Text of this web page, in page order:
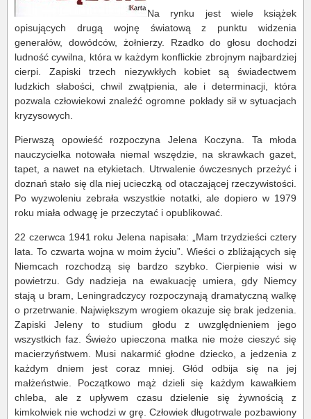
Na rynku jest wiele książek
opisujących drugą wojnę światową z punktu widzenia
generałów, dowódców, żołnierzy. Rzadko do głosu dochodzi
ludność cywilna, która w każdym konflickie zbrojnym najbardziej
cierpi. Zapiski trzech niezywkłych kobiet są świadectwem
ludzkich słabości, chwil zwątpienia, ale i determinacji, która
pozwala człowiekowi znaleźć ogromne pokłady sił w sytuacjach
kryzysowych.
Pierwszą opowieść rozpoczyna Jelena Koczyna. Ta młoda
nauczycielka notowała niemal wszędzie, na skrawkach gazet,
tapet, a nawet na etykietach. Utrwalenie ówczesnych przeżyć i
doznań stało się dla niej ucieczką od otaczającej rzeczywistości.
Po wyzwoleniu zebrała wszystkie notatki, ale dopiero w 1979
roku miała odwagę je przeczytać i opublikować.
22 czerwca 1941 roku Jelena napisała: „Mam trzydzieści cztery
lata. To czwarta wojna w moim życiu”. Wieści o zbliżających się
Niemcach rozchodzą się bardzo szybko. Cierpienie wisi w
powietrzu. Gdy nadzieja na ewakuację umiera, gdy Niemcy
stają u bram, Leningradczycy rozpoczynają dramatyczną walkę
o przetrwanie. Największym wrogiem okazuje się brak jedzenia.
Zapiski Jeleny to studium głodu z uwzględnieniem jego
wszystkich faz. Świeżo upieczona matka nie może cieszyć się
macierzyństwem. Musi nakarmić głodne dziecko, a jedzenia z
każdym dniem jest coraz mniej. Głód odbija się na jej
małżeństwie. Początkowo mąż dzieli się każdym kawałkiem
chleba, ale z upływem czasu dzielenie się żywnością z
kimkolwiek nie wchodzi w grę. Człowiek długotrwale pozbawiony